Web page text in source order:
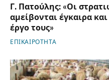
Γ. Πατούλης: «Οι
αμείβονται έγκαιρα
έργο τους»
ΕΠΙΚΑΙΡΟΤΗΤΑ